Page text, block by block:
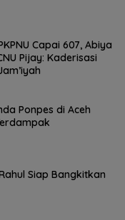
Capai 607, Abiya
Pijay: Kaderisasi
Ponpes di Aceh
Siap Bangkitkan